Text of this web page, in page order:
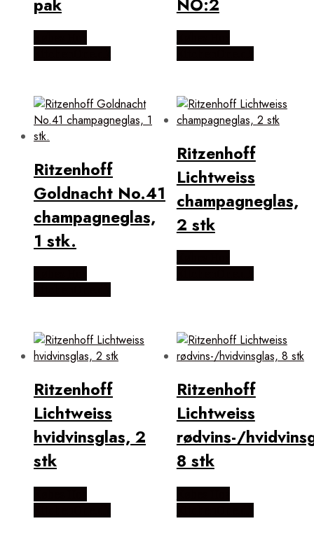
pak
NO:2
Ritzenhoff
Goldnacht No.41
champagneglas,
1 stk.
Ritzenhoff
Lichtweiss
champagneglas,
2 stk
Ritzenhoff
Lichtweiss
hvidvinsglas, 2
stk
Ritzenhoff
Lichtweiss
rødvins-/
8 stk